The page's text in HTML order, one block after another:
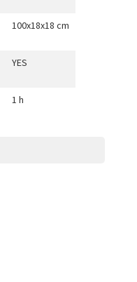
100x18x18 cm
YES
1 h